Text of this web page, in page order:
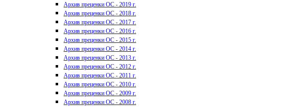
Архив преценки ОС - 2019 г.
Архив преценки ОС - 2018 г.
Архив преценки ОС - 2017 г.
Архив преценки ОС - 2016 г.
Архив преценки ОС - 2015 г.
Архив преценки ОС - 2014 г.
Архив преценки ОС - 2013 г.
Архив преценки ОС - 2012 г.
Архив преценки ОС - 2011 г.
Архив преценки ОС - 2010 г.
Архив преценки ОС - 2009 г.
Архив преценки ОС - 2008 г.